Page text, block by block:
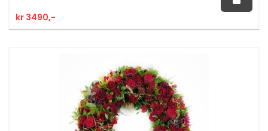
kr 3490,-